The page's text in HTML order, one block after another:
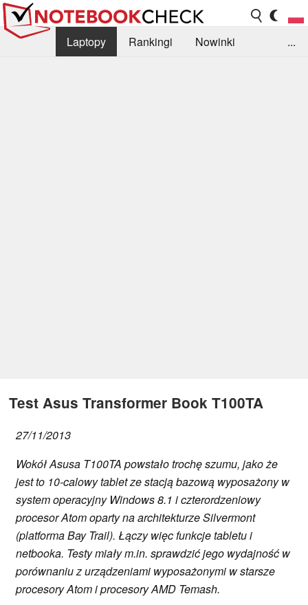
Laptopy Rankingi
Nowinki
...
Test Asus Transformer Book T100TA
27/11/2013
Wokół Asusa T100TA powstało trochę szumu, jako że
jest to 10-calowy tablet ze stacją bazową wyposażony w
system operacyjny Windows 8.1 i czterordzeniowy
procesor Atom oparty na architekturze Silvermont
(platforma Bay Trail). Łączy więc funkcje tabletu i
netbooka. Testy miały m.in. sprawdzić jego wydajność w
porównaniu z urządzeniami wyposażonymi w starsze
procesory Atom i procesory AMD Temash.